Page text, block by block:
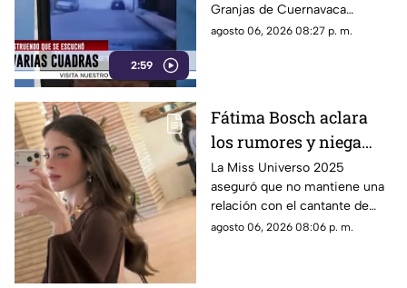
2:59
Granjas de Cuernavaca
terminó en una movilización
agosto 06, 2026 08:27 p. m.
Fátima Bosch aclara
los rumores y niega
tener un romance con
Natanael Cano
La Miss Universo 2025
aseguró que no mantiene una
relación con el cantante de
corridos tumbados.
agosto 06, 2026 08:06 p. m.